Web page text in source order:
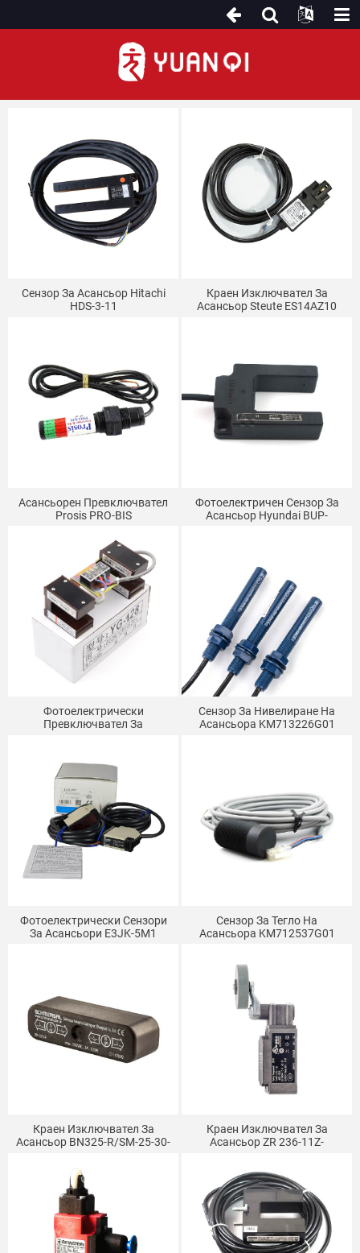
Сензор За Асансьор Hitachi
HDS-3-11
Краен Изключвател За
Асансьор Steute ES14AZ10
Асансьорен Превключвател
Prosis PRO-BIS
Фотоелектричен Сензор За
Асансьор Hyundai BUP-
Фотоелектрически
Превключвател За
128
Сензор За Нивелиране На
Асансьора KM713226G01
Фотоелектрически Сензори
За Асансьори E3JK-5M1
Сензор За Тегло На
Асансьора KM712537G01
Краен Изключвател За
Асансьор BN325-R/SM-25-30-
Краен Изключвател За
Асансьор ZR 236-11Z-